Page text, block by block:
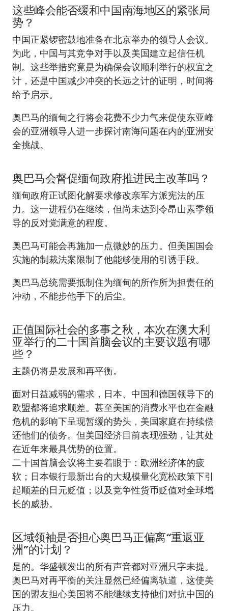
这些峰会能否缓和中国南海地区的紧张局
势？
中国正紧锣密鼓地准备在北京举办的领导人会议。
为此，中国与其竞争对手以及美国建立起信任机
制。这些举措究竟是为确保会议顺利举行的权宜之
计，还是中国减少冲突的长远之计的证明，时间将
给予启示。
奥巴马的缅甸之行将会花费不少力气来促使东亚峰
会的亚洲领导人进一步探讨南海问题在内的亚洲安
全挑战。
奥巴马会督促缅甸政府推进民主改革吗？
缅甸政府正试图化解要求修改亲军方派宪法的压
力。这一进程仍在继续，但尚未达到令昂山素季领
导的反对党满意的程度。
奥巴马可能会再施加一点微妙的压力。但美国国会
实施的制裁法案限制了他能够使用的引诱手段。
奥巴马总统需要抵制住为缅甸的所作所为担责任的
冲动，不能步他手下的后尘。
正值国际社会的多事之秋，本次在澳大利
亚举行的二十国首脑会议的主要议题有哪
些？
主题仍将是发展和再平衡。
面对日益减弱的需求，日本、中国和德国领导下的
欧盟都将追求顺差。甚至美国的消费水平也在金融
危机的影响下呈现暂缓的势头，美国家庭在持续偿
还他们的债务。但美国经济目前表现强劲，让其处
在近年来最具优势的位置。
二十国首脑会议将主要着眼于：欧洲经济体的疲
软；日本银行最新出台的大规模量化宽松政策下引
起顺差的日元贬值；以及竞争性货币贬值对全球增
长的威胁。
区域领袖是否担心奥巴马正偏离“重返亚
洲”的计划？
是的。华盛顿发出的所有声音都对亚洲只字未提。
奥巴马对再平衡的关注显然已经偏离轨道，这使美
国的盟友担心美国将不能继续支持他们对抗中国的
压力。